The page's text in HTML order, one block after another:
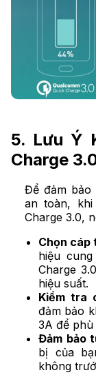
5. Lưu Ý
Charge
Để đảm bảo
an toàn,
Charge 3.0,
Chọn cáp
hiệu
Charge
hiệu suất.
Kiểm tra
đảm bảo
3A để phù
Đảm bảo
bị của
không